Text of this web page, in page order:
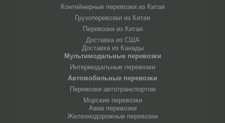
Контейнерные перевозки из Китая
Грузоперевозки из Китая
Перевозки из Китая
Доставка из США
Доставка из Канады
Мультимодальные перевозки
Интермодальные перевозки
Автомобильные перевозки
Перевозки автотранспортом
Морские перевозки
Авиа перевозки
Железнодорожные перевозки